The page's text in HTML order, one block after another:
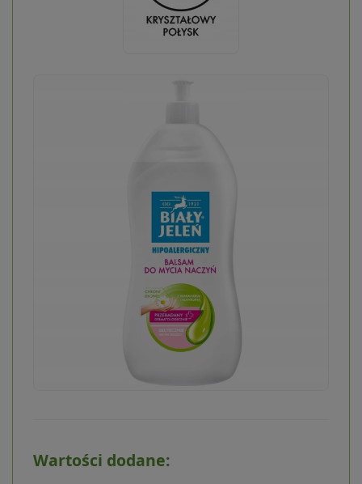
Wartości dodane: